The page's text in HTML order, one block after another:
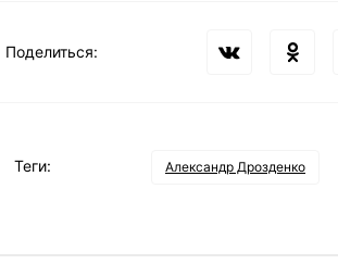
Поделиться:
Теги: Александр Дрозденко